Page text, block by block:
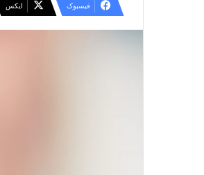
فیسبوک ایکس